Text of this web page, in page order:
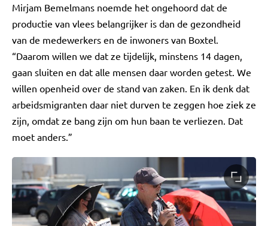
Mirjam Bemelmans noemde het ongehoord dat de
productie van vlees belangrijker is dan de gezondheid
van de medewerkers en de inwoners van Boxtel.
“Daarom willen we dat ze tijdelijk, minstens 14 dagen,
gaan sluiten en dat alle mensen daar worden getest. We
willen openheid over de stand van zaken. En ik denk dat
arbeidsmigranten daar niet durven te zeggen hoe ziek ze
zijn, omdat ze bang zijn om hun baan te verliezen. Dat
moet anders.”